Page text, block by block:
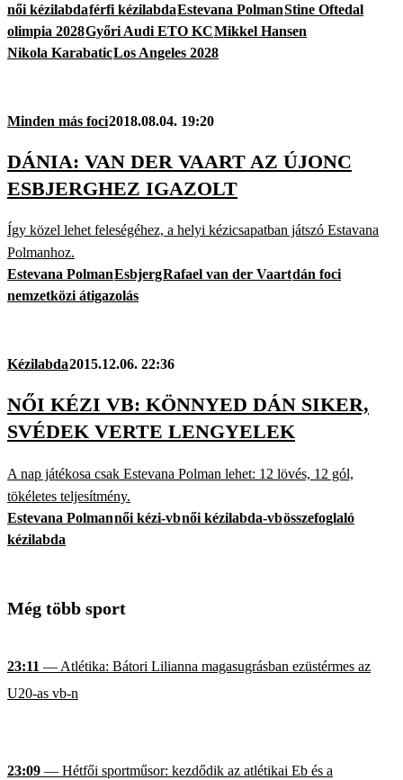
női kézilabdaférfi kézilabdaEstevana PolmanStine Oftedal
olimpia 2028Győri Audi ETO KCMikkel Hansen
Nikola KarabaticLos Angeles 2028
Minden más foci2018.08.04. 19:20
DÁNIA: VAN DER VAART AZ ÚJONC
ESBJERGHEZ IGAZOLT
Így közel lehet feleségéhez, a helyi kézicsapatban játszó Estavana
Polmanhoz.
Estevana PolmanEsbjergRafael van der Vaartdán foci
nemzetközi átigazolás
Kézilabda2015.12.06. 22:36
NŐI KÉZI VB: KÖNNYED DÁN SIKER,
SVÉDEK VERTE LENGYELEK
A nap játékosa csak Estevana Polman lehet: 12 lövés, 12 gól,
tökéletes teljesítmény.
Estevana Polmannői kézi-vbnői kézilabda-vbösszefoglaló
kézilabda
Még több sport
23:11 — Atlétika: Bátori Lilianna magasugrásban ezüstérmes az
U20-as vb-n
23:09 — Hétfői sportműsor: kezdődik az atlétikai Eb és a